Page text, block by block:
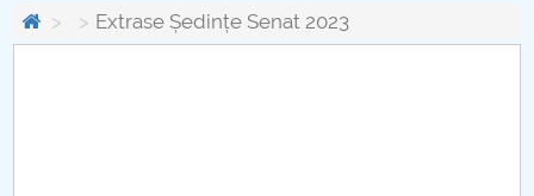
Extrase Ședințe Senat 2023